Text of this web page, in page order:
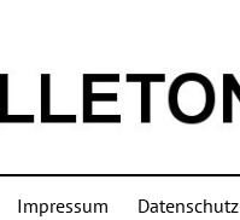
Impressum Datenschutz